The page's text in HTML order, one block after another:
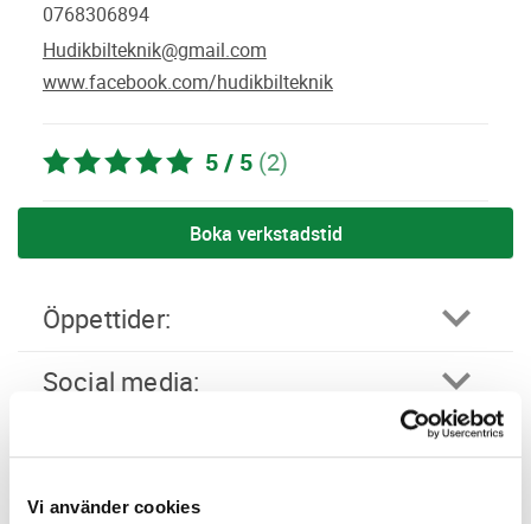
Vi använder cookies
0768306894
Hudikbilteknik@gmail.com
www.facebook.com/hudikbilteknik
(2)
5 / 5
Boka verkstadstid
öppettider:
social media: